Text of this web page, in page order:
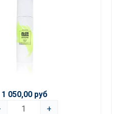
1 050,00 руб
+